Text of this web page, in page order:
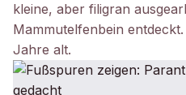
kleine, aber filigran
Mammutelfenbein
Jahre alt.